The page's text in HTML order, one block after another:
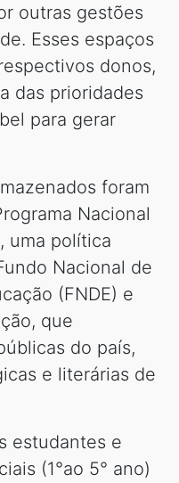
outras gestões
Esses espaços
donos,
das prioridades
para gerar
foram
Nacional
uma política
Nacional de
(FNDE) e
que
do país,
e literárias de
estudantes e
(1°ao 5° ano)